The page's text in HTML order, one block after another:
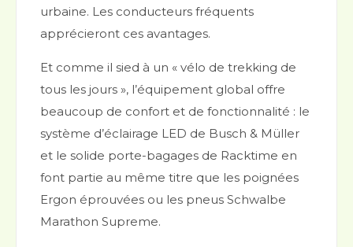
urbaine. Les conducteurs fréquents
apprécieront ces avantages.
Et comme il sied à un « vélo de trekking de
tous les jours », l’équipement global offre
beaucoup de confort et de fonctionnalité : le
système d’éclairage LED de Busch & Müller
et le solide porte-bagages de Racktime en
font partie au même titre que les poignées
Ergon éprouvées ou les pneus Schwalbe
Marathon Supreme.